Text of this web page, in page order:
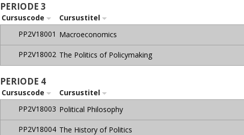
PERIODE 3
Cursuscode Cursustitel
PP2V18001 Macroeconomics
PP2V18002 The Politics of Policymaking
PERIODE 4
Cursuscode Cursustitel
PP2V18003 Political Philosophy
PP2V18004 The History of Politics